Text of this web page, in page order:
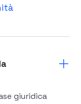
giuridica